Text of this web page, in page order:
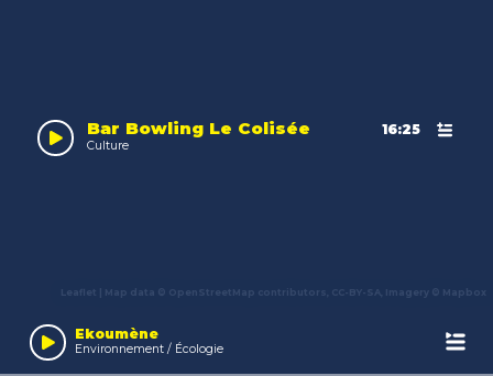
Bar Bowling Le Colisée
Culture
16:25
Leaflet | Map data © OpenStreetMap contributors, CC-BY-SA , Imagery © Mapbox
Player
Ekoumène
Environnement / Écologie